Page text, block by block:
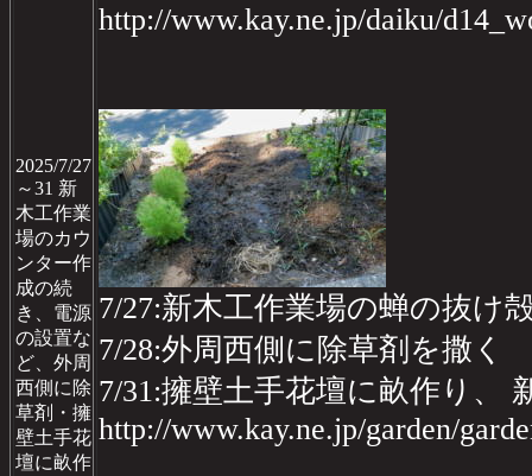
2025/7/27
～31 新
木工作業
場のカウ
ンター作
成の続
き、電源
の設置な
ど、外周
西側に除
草剤・擁
壁土手花
壇に畝作
http://www.kay.ne.jp/daiku/
7/27:新木工作業場の蝉の抜け
7/28:外周西側に除草剤を撒く
7/31:擁壁土手花壇に畝作り、
http://www.kay.ne.jp/garden/